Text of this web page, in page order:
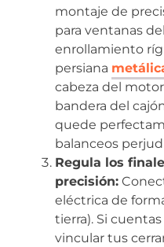
montaje de
para ventanas
enrollamiento
persiana
cabeza del
bandera del
quede
balanceos
Regula los
precisión:
eléctrica de
tierra). Si
vincular tus